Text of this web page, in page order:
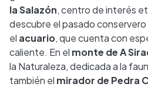
la Salazón, centro de interés
descubre el pasado conservero
el acuario, que cuenta con
caliente. En el monte de A
la Naturaleza, dedicada a la
también el mirador de Pedra